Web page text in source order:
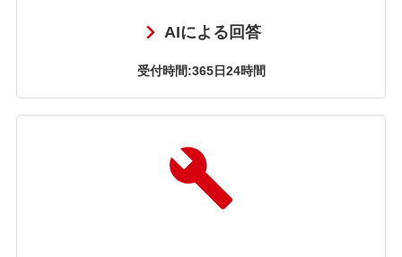
AIによる回答
受付時間:365日24時間